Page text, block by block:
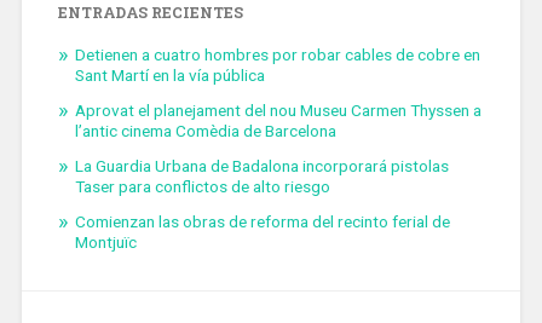
ENTRADAS RECIENTES
Detienen a cuatro hombres por robar cables de cobre en
Sant Martí en la vía pública
Aprovat el planejament del nou Museu Carmen Thyssen a
l’antic cinema Comèdia de Barcelona
La Guardia Urbana de Badalona incorporará pistolas
Taser para conflictos de alto riesgo
Comienzan las obras de reforma del recinto ferial de
Montjuïc